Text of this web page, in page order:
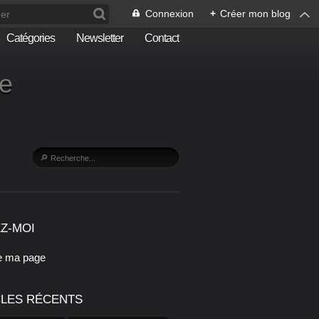
Connexion + Créer mon blog
Catégories Newsletter Contact
MOI
ma page
RÉCENTS